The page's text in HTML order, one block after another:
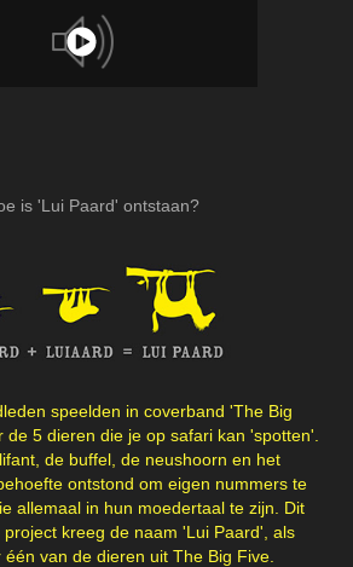
is 'Lui Paard' ontstaan?
speelden in coverband 'The Big
de 5 dieren die je op safari kan 'spotten'.
de buffel, de neushoorn en het
ontstond om eigen nummers te
allemaal in hun moedertaal te zijn. Dit
project kreeg de naam 'Lui Paard', als
van de dieren uit The Big Five.